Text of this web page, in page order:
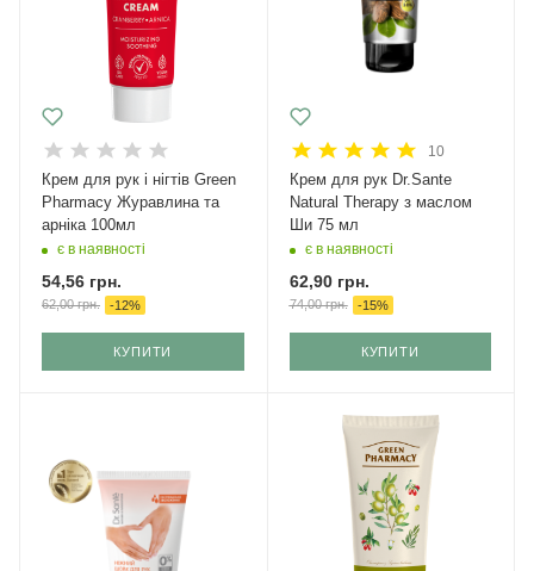
Крем для рук і нігтів Green
Pharmacy Журавлина та
арніка 100мл
є в наявності
54,56 грн.
62,00грн. -12%
КУПИТИ
10
Крем для рук Dr.Sante
Natural Therapy з маслом
Ши 75 мл
є в наявності
62,90грн.
74,00грн. -15%
КУПИТИ